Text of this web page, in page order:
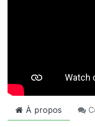
À propos